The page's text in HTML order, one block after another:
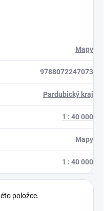
Mapy
9788072247073
Pardubický kraj
1 : 40 000
Mapy
1 : 40 000
položce.